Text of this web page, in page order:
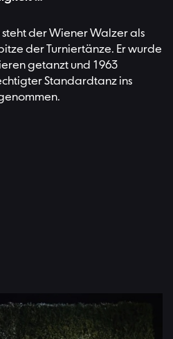
der Wiener Walzer als
der Turniertänze. Er wurde
getanzt und 1963
Standardtanz ins
tanzen den Ländler in »The Sound
Träume« (Regie: Robert Wise,